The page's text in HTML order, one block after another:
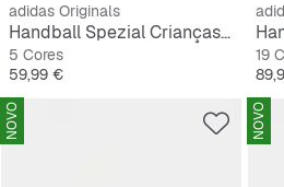
adidas Originals
Handball Spezial Crianças Pequena
5 Cores
Preço
59,99 €
19
NOVO NOVO